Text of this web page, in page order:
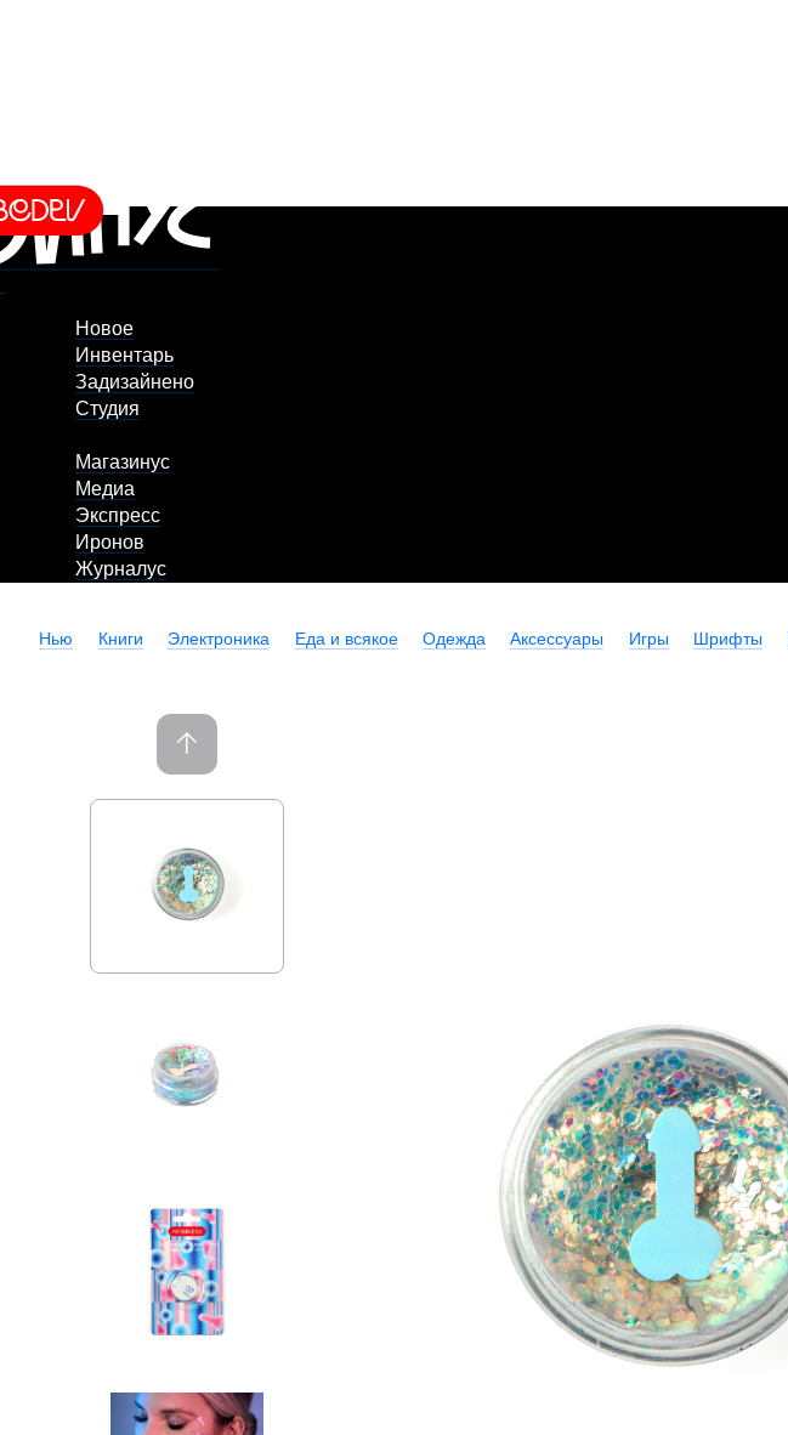
Новое
Инвентарь
Задизайнено
Студия
Магазинус
Медиа
Экспресс
Иронов
Журналус
Нью Книги Электроника Еда и всякое Одежда Аксессуары Игры Шрифты